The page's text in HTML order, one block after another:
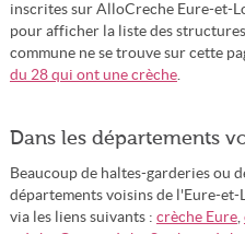
inscrites sur AlloCreche Eure-et-
pour afficher la liste des
commune ne se trouve sur cette
du 28 qui ont une crèche.
Dans les départements
Beaucoup de haltes-garderies ou
départements voisins de l'Eure-
via les liens suivants : crèche Eure,